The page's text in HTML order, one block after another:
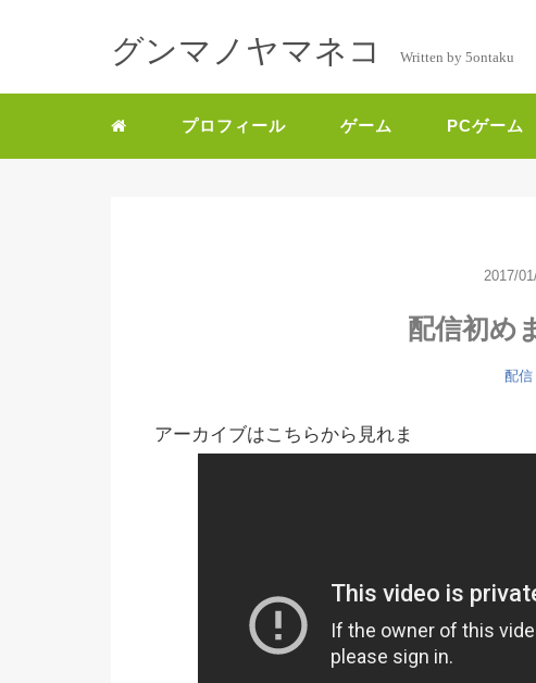
グンマノヤマネコ Written by 5ontaku
プロフィール ゲーム PCゲーム
2017/
配信初め
配信
アーカイブはこちらから見れま